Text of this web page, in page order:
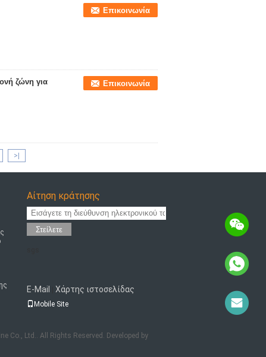
Επικοινωνία
ζώνη για
Επικοινωνία
>|
Αίτηση κράτησης
Στείλετε
E-Mail Χάρτης ιστοσελίδας
Mobile Site
Co., Ltd.. All Rights Reserved. Developed by